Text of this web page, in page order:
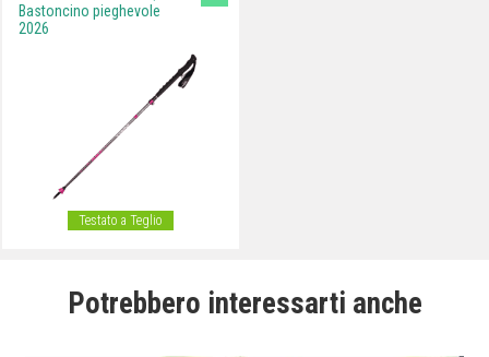
Bastoncino pieghevole
2026
Testato a Teglio
Potrebbero interessarti anche